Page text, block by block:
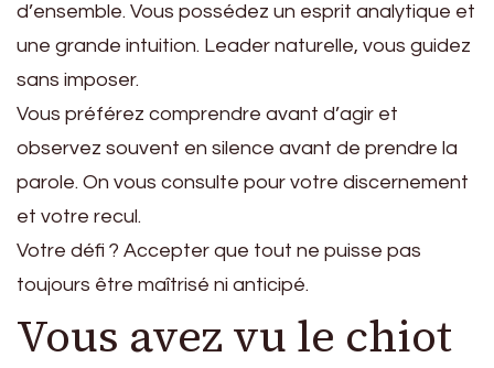
d’ensemble. Vous possédez un esprit analytique et
une grande intuition. Leader naturelle, vous guidez
sans imposer.
Vous préférez comprendre avant d’agir et
observez souvent en silence avant de prendre la
parole. On vous consulte pour votre discernement
et votre recul.
Votre défi ? Accepter que tout ne puisse pas
toujours être maîtrisé ni anticipé.
Vous avez vu le chiot